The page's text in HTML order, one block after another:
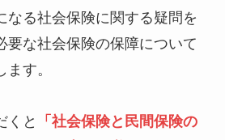
なる社会保険に関する疑問を
要な社会保険の保障について
す。
くと
「社会保険と民間保険の